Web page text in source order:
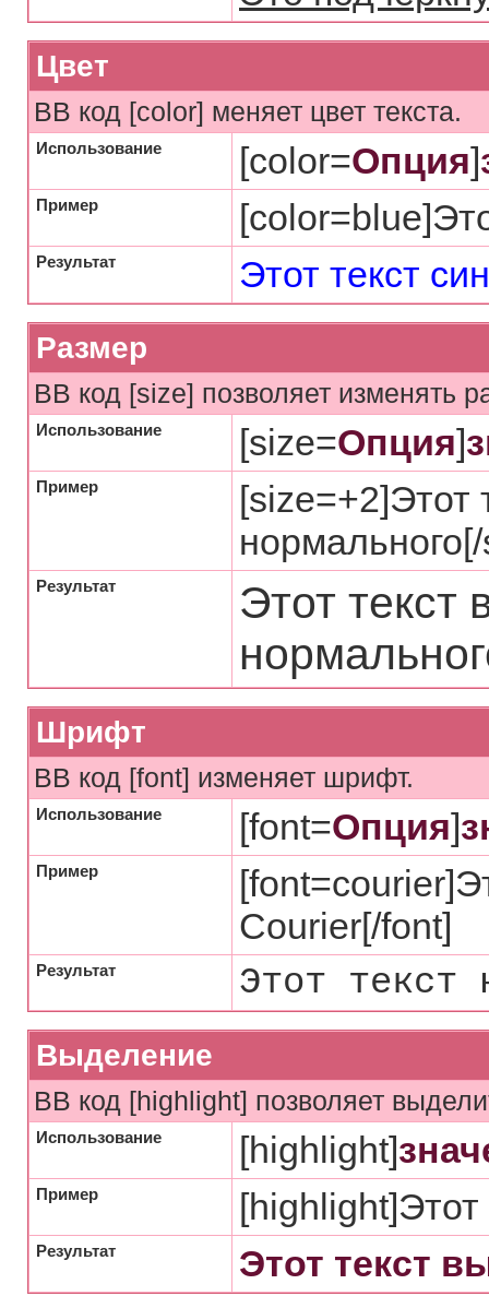
Цвет
BB код [color] меняет цвет текста.
Использование [color=Опция]
Пример
Результат Этот текст
Размер
BB код [size] позволяет изменять
Использование [size=Опция]
Пример
[size=+2]Этот
Результат
Этот текст
Шрифт
BB код [font] изменяет шрифт.
Использование [font=Опция]
Пример
Courier[/font]
Результат Этот текст
Выделение
BB код [highlight] позволяет
Использование [highlight]
Пример
Результат Этот текст